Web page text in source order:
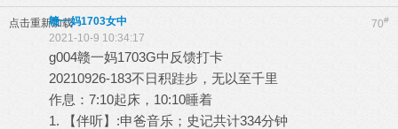
点击重新加载 70#
赣一妈1703女中
2021-10-9 10:34:17
g004赣一妈1703G中反馈打卡
20210926-183不日积跬步，无以至千里
作息：7:10起床，10:10睡着
1. 【伴听】:申爸音乐；史记共计334分钟